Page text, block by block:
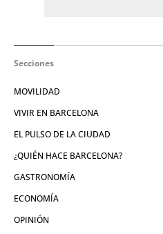
Secciones
MOVILIDAD
VIVIR EN BARCELONA
EL PULSO DE LA CIUDAD
¿QUIÉN HACE BARCELONA?
GASTRONOMÍA
ECONOMÍA
OPINIÓN